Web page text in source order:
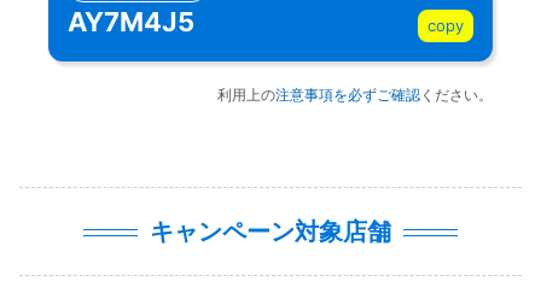
AY7M4J5 copy
利用上の注意事項を必ずご確認 ください。
キャンペーン対象店舗